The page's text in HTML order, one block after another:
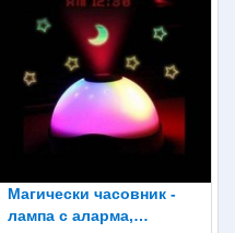
нощна лампа
на будилника
звуци
(купуват се
Магически часовник -
лампа с аларма,